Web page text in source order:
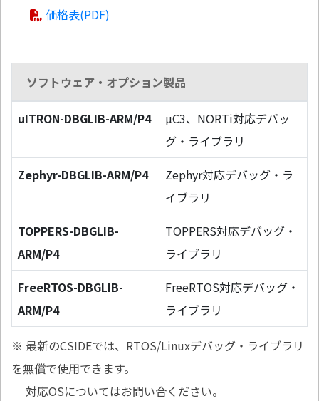
価格表(PDF)
ソフトウェア・オプション製品
uITRON-DBGLIB-ARM/P4
µC3、NORTi対応デバッ
グ・ライブラリ
Zephyr-DBGLIB-ARM/P4
Zephyr対応デバッグ・ラ
イブラリ
TOPPERS-DBGLIB-
ARM/P4
TOPPERS対応デバッグ・
ライブラリ
FreeRTOS-DBGLIB-
ARM/P4
FreeRTOS対応デバッグ・
ライブラリ
※ 最新のCSIDEでは、RTOS/Linuxデバッグ・ライブラリ
を無償で使用できます。
対応OSについてはお問い合ください。